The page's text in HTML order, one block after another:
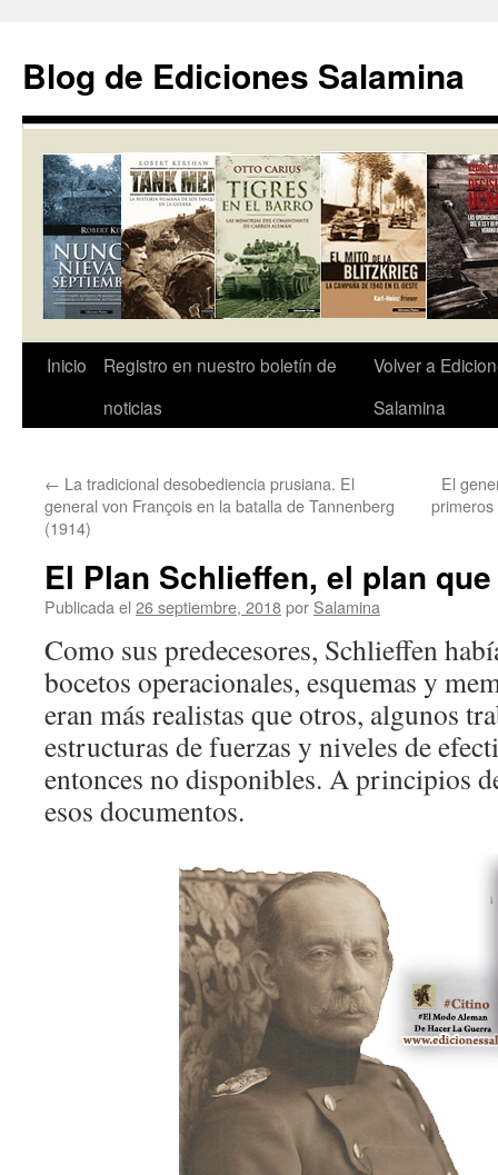
contenido
Blog de Ediciones Salamina
Inicio
Registro en nuestro boletín de
noticias
Volver a
Salamina
← La tradicional desobediencia prusiana. El
general von François en la batalla de Tannenberg
(1914)
El
El Plan Schlieffen, el plan
Publicada el 26 septiembre, 2018por Salamina
Como sus predecesores, Schlieffen
bocetos operacionales, esquemas y
eran más realistas que otros, algunos
estructuras de fuerzas y niveles de
entonces no disponibles. A principios
esos documentos.